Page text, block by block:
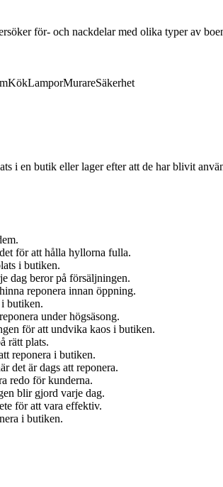
för- och nackdelar med olika typer av
KökLamporMurareSäkerhet
i en butik eller lager efter att de har blivit
för att hålla hyllorna fulla.
i butiken.
dag beror på försäljningen.
reponera innan öppning.
butiken.
under högsäsong.
för att undvika kaos i butiken.
rätt plats.
reponera i butiken.
det är dags att reponera.
redo för kunderna.
blir gjord varje dag.
för att vara effektiv.
i butiken.